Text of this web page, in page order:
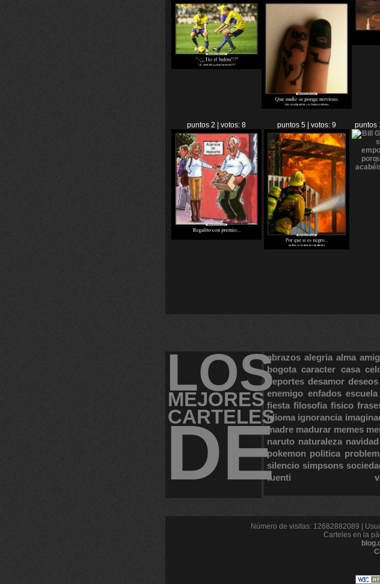
puntos 2 | votos: 8 puntos 5 | votos: 9 puntos
LOS
MEJORES
CARTELES
DE
abrazos alegria alma
bogota caracter casa
deportes desamor deseos
enemigo enfados escuela
fiesta filosofia fisico
idioma ignorancia
madre madurar memes
naruto naturaleza navidad
pokemon politica
silencio simpsons
tuenti
Número de visitas: 12682882089 |
Carteles en la